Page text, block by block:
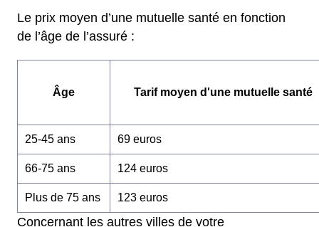
Le prix moyen d’une mutuelle santé en fonction
de l’âge de l’assuré :
Âge Tarif moyen d'une mutuelle santé
25-45 ans 69 euros
66-75 ans 124 euros
Plus de 75 ans 123 euros
Concernant les autres villes de votre